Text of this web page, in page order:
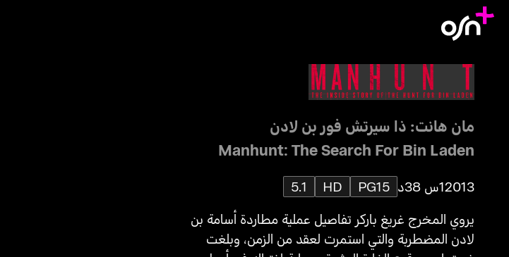
مان هانت: ذا سيرتش فور بن لادن
Manhunt: The Search For Bin Laden
20131س 38د PG15
HD
5.1
يروي المخرج غريغ باركر تفاصيل عملية مطاردة أسامة بن
لادن المضطربة والتي استمرت لعقد من الزمن، وبلغت